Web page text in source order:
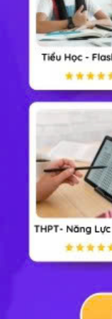
Trắc nghiệm
Trắc nghiệm
Trắc nghiệm
Để xem và làm
nhập vào trang
này sẽ giúp các
thành tích cao
thể chia sẻ lên
học, tích lũy thêm
phần quà có giá trị